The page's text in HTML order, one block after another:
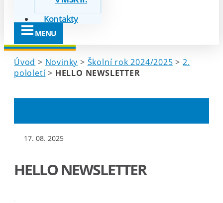
Kontakty
MENU
Úvod > Novinky > Školní rok 2024/2025 >2.
pololetí> HELLO NEWSLETTER
17. 08. 2025
HELLO NEWSLETTER